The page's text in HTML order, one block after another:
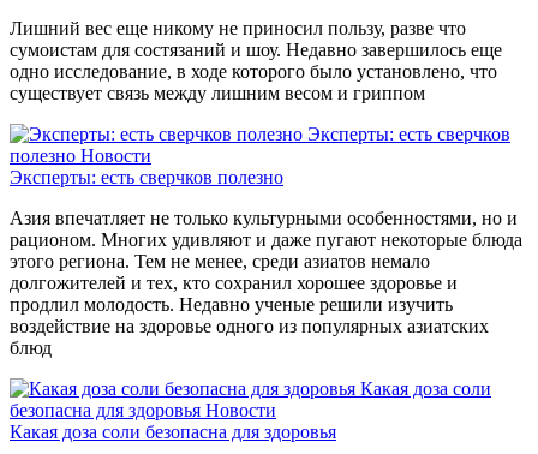
Лишний вес еще никому не приносил пользу, разве что
сумоистам для состязаний и шоу. Недавно завершилось еще
одно исследование, в ходе которого было установлено, что
существует связь между лишним весом и гриппом
Эксперты: есть сверчков
полезно Новости
Эксперты: есть сверчков полезно
Азия впечатляет не только культурными особенностями, но и
рационом. Многих удивляют и даже пугают некоторые блюда
этого региона. Тем не менее, среди азиатов немало
долгожителей и тех, кто сохранил хорошее здоровье и
продлил молодость. Недавно ученые решили изучить
воздействие на здоровье одного из популярных азиатских
блюд
Какая доза соли
безопасна для здоровья Новости
Какая доза соли безопасна для здоровья